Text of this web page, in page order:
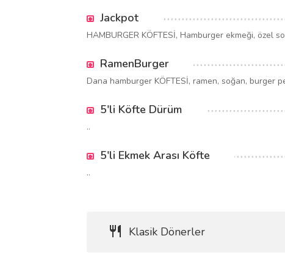
Jackpot
HAMBURGER KÖFTESİ, Hamburger ekmeği, özel
RamenBurger
Dana hamburger KÖFTESİ, ramen, soğan, burger
5'li Köfte Dürüm
..
5'li Ekmek Arası Köfte
..
Klasik Dönerler